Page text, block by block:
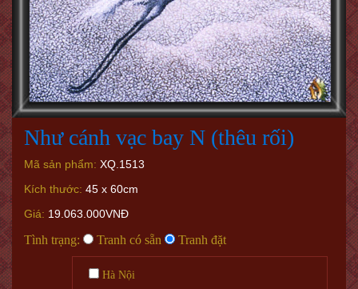
Như cánh vạc bay N (thêu rối)
Mã sản phẩm: XQ.1513
Kích thước: 45 x 60cm
Giá: 19.063.000VNĐ
Tình trạng: Tranh có sẵn Tranh đặt
Hà Nội